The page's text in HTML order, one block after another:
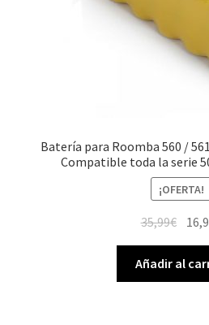
Batería para Roomba 560 /
Compatible toda la serie
¡OFERTA!
35,99€ El
era:
Añadir al